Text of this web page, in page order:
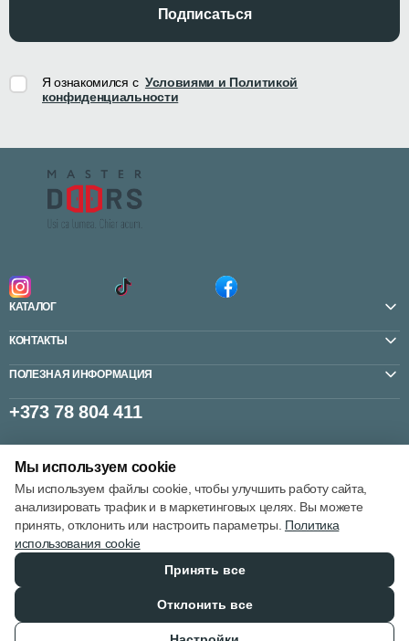
Подписаться
Я ознакомился с Условиями и Политикой
конфиденциальности
КАТАЛОГ
КОНТАКТЫ
ПОЛЕЗНАЯ ИНФОРМАЦИЯ
+373 78 804 411
Настройки cookie
Политика использования cookie
Мы используем cookie
Мы используем файлы cookie, чтобы улучшить работу сайта,
анализировать трафик и в маркетинговых целях. Вы можете
принять, отклонить или настроить параметры. Политика
использования cookie
Принять все
Отклонить все